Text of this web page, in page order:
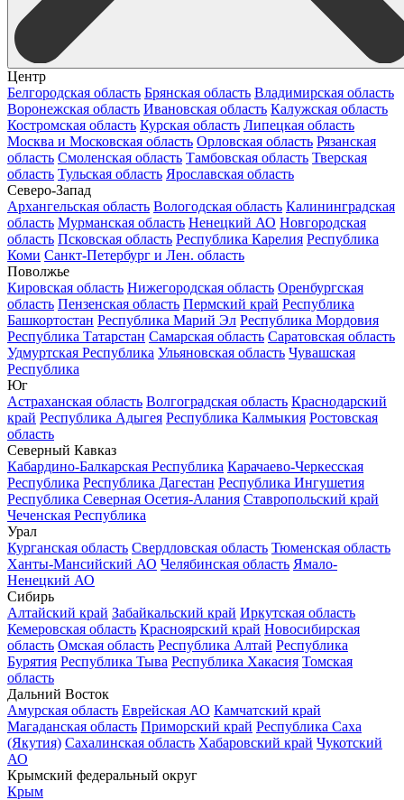
Центр
Белгородская область Брянская область Владимирская область
Воронежская область Ивановская область Калужская область
Костромская область Курская область Липецкая область
Москва и Московская область Орловская область Рязанская
область Смоленская область Тамбовская область Тверская
область Тульская область Ярославская область
Северо-Запад
Архангельская область Вологодская область Калининградская
область Мурманская область Ненецкий АО Новгородская
область Псковская область Республика Карелия Республика
Коми Санкт-Петербург и Лен. область
Поволжье
Кировская область Нижегородская область Оренбургская
область Пензенская область Пермский край Республика
Башкортостан Республика Марий Эл Республика Мордовия
Республика Татарстан Самарская область Саратовская область
Удмуртская Республика Ульяновская область Чувашская
Республика
Юг
Астраханская область Волгоградская область Краснодарский
край Республика Адыгея Республика Калмыкия Ростовская
область
Северный Кавказ
Кабардино-Балкарская Республика Карачаево-Черкесская
Республика Республика Дагестан Республика Ингушетия
Республика Северная Осетия-Алания Ставропольский край
Чеченская Республика
Урал
Курганская область Свердловская область Тюменская область
Ханты-Мансийский АО Челябинская область Ямало-
Ненецкий АО
Сибирь
Алтайский край Забайкальский край Иркутская область
Кемеровская область Красноярский край Новосибирская
область Омская область Республика Алтай Республика
Бурятия Республика Тыва Республика Хакасия Томская
область
Дальний Восток
Амурская область Еврейская АО Камчатский край
Магаданская область Приморский край Республика Саха
(Якутия) Сахалинская область Хабаровский край Чукотский
АО
Крымский федеральный округ
Крым